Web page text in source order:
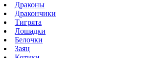
Драконы
Дракончики
Тигрята
Лошадки
Белочки
Заяц